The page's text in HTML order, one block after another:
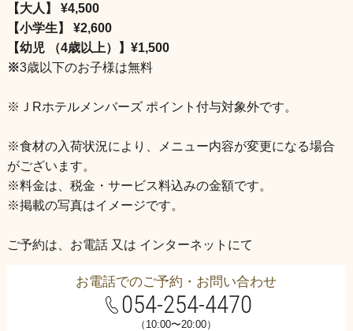
【大人】 ¥4,500
【小学生】 ¥2,600
【幼児 （4歳以上）】¥1,500
※3歳以下のお子様は無料
※ＪRホテルメンバーズ ポイント付与対象外です。
※食材の入荷状況により、メニュー内容が変更になる場合
がございます。
※料金は、税金・サービス料込みの金額です。
※掲載の写真はイメージです。
ご予約は、お電話 又は インターネットにて
お電話でのご予約・お問い合わせ
054-254-4470
（10:00〜20:00）